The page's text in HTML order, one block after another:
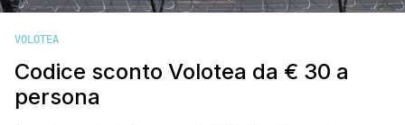
VOLOTEA
Codice sconto Volotea da € 30 a
persona